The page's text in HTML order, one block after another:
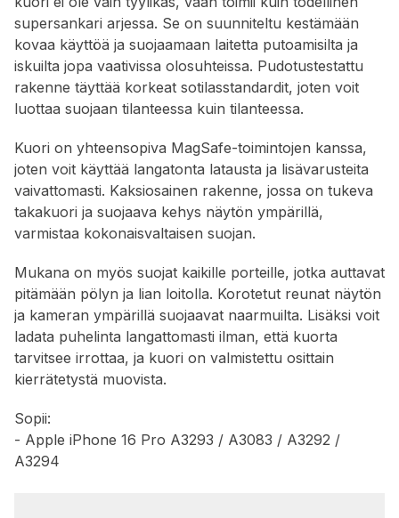
supersankari arjessa. Se on suunniteltu kestämään
kovaa käyttöä ja suojaamaan laitetta putoamisilta ja
iskuilta jopa vaativissa olosuhteissa. Pudotustestattu
rakenne täyttää korkeat sotilasstandardit, joten voit
luottaa suojaan tilanteessa kuin tilanteessa.
Kuori on yhteensopiva MagSafe-toimintojen kanssa,
joten voit käyttää langatonta latausta ja lisävarusteita
vaivattomasti. Kaksiosainen rakenne, jossa on tukeva
takakuori ja suojaava kehys näytön ympärillä,
varmistaa kokonaisvaltaisen suojan.
Mukana on myös suojat kaikille porteille, jotka auttavat
pitämään pölyn ja lian loitolla. Korotetut reunat näytön
ja kameran ympärillä suojaavat naarmuilta. Lisäksi voit
ladata puhelinta langattomasti ilman, että kuorta
tarvitsee irrottaa, ja kuori on valmistettu osittain
kierrätetystä muovista.
Sopii:
- Apple iPhone 16 Pro A3293 / A3083 / A3292 /
A3294